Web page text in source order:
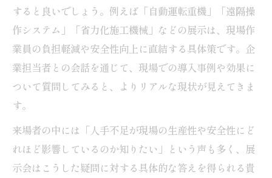
すると良いでしょう。例えば「自動運転重機」「遠隔操
作システム」「省力化施工機械」などの展示は、現場作
業員の負担軽減や安全性向上に直結する具体策です。企
業担当者との会話を通じて、現場での導入事例や効果に
ついて質問してみると、よりリアルな現状が見えてきま
す。
来場者の中には「人手不足が現場の生産性や安全性にど
れほど影響しているのか知りたい」という声も多く、展
示会はこうした疑問に対する具体的な答えを得られる貴